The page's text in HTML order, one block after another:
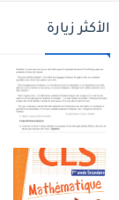
الأكثر زيارة